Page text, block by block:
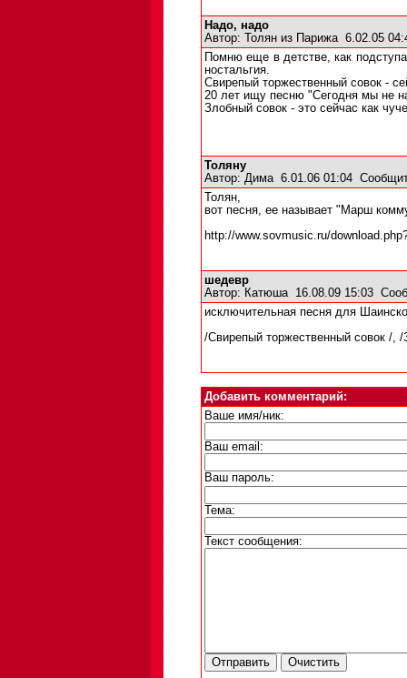
Надо, надо
Автор:
Толян из Парижа6.02.05
Помню еще в детстве, как
ностальгия.
Свирепый торжественный совок -
20 лет ищу песню "Сегодня мы не
Злобный совок - это сейчас как
Толяну
Автор: Дима6.01.06 01:04
Толян,
вот песня, ее называет "Марш
http://www.sovmusic.ru/
шедевр
Автор: Катюша16.08.09 15:03
исключительная песня для
/Свирепый торжественный совок /,
Добавить комментарий:
Ваше имя/ник:
Ваш email:
Ваш пароль:
Тема:
Текст сообщения: